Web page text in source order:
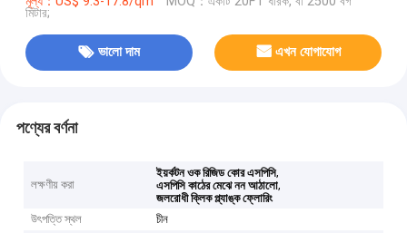
মিটার;
ভালো দাম এখন যোগাযোগ
পণ্যের বর্ণনা
লক্ষণীয় করা
ইয়র্কটন ওক রিজিড কোর এসপিসি,
এসপিসি কাঠের মেঝে নন আঠালো,
জলরোধী ক্লিক প্ল্যাঙ্ক ফ্লোরিং
উৎপত্তি স্থল
চীন